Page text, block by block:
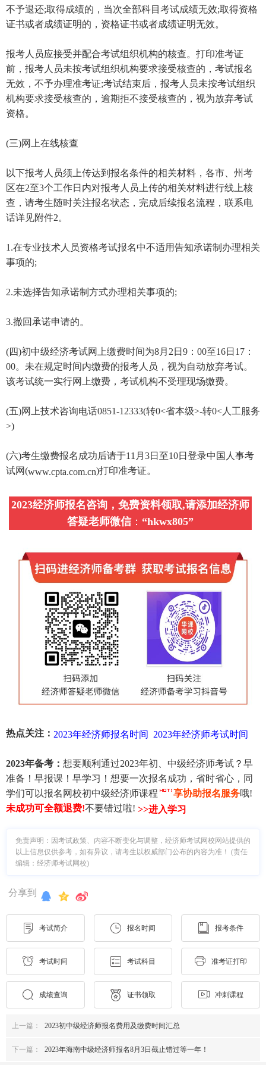
不予退还;取得成绩的，当次全部科目考试成绩无效;取得资格
证书或者成绩证明的，资格证书或者成绩证明无效。
报考人员应接受并配合考试组织机构的核查。打印准考证
前，报考人员未按考试组织机构要求接受核查的，考试报名
无效，不予办理准考证;考试结束后，报考人员未按考试组织
机构要求接受核查的，逾期拒不接受核查的，视为放弃考试
资格。
(三)网上在线核查
以下报考人员须上传达到报名条件的相关材料，各市、州考
区在2至3个工作日内对报考人员上传的相关材料进行线上核
查，请考生随时关注报名状态，完成后续报名流程，联系电
话详见附件2。
1.在专业技术人员资格考试报名中不适用告知承诺制办理相关
事项的;
2.未选择告知承诺制方式办理相关事项的;
3.撤回承诺申请的。
(四)初中级经济考试网上缴费时间为8月2日9：00至16日17：
00。未在规定时间内缴费的报考人员，视为自动放弃考试。
该考试统一实行网上缴费，考试机构不受理现场缴费。
(五)网上技术咨询电话0851-12333(转0<省本级>-转0<人工服务
>)
(六)考生缴费报名成功后请于11月3日至10日登录中国人事考
试网(www.cpta.com.cn)打印准考证。
2023经济师报名咨询，免费资料领取,请添加经济师
答疑老师微信： “hkwx805”
热点关注： 2023年经济师报名时间 2023年经济师考试时间
2023年备考： 想要顺利通过2023年初、中级经济师考试？早
准备！早报课！早学习！想要一次报名成功，省时省心，同
学们可以报名网校初中级经济师课程
享协助报名服务哦!
未成功可全额退费!不要错过啦! >>进入学习
免责声明：因考试政策、内容不断变化与调整，经济师考试网校网站提供的
以上信息仅供参考，如有异议，请考生以权威部门公布的内容为准！ (责任
编辑：经济师考试网校)
分享到
考试简介 报名时间 报考条件
考试时间 考试科目 准考证打印
成绩查询 证书领取 冲刺课程
上一篇： 2023初中级经济师报名费用及缴费时间汇总
下一篇： 2023年海南中级经济师报名8月3日截止错过等一年！